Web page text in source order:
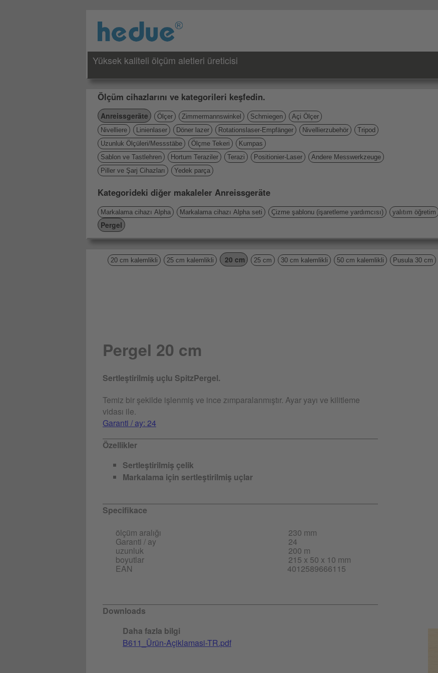
Yüksek kaliteli ölçüm aletleri üreticisi
Ölçüm cihazlarını ve kategorileri keşfedin.
Anreissgeräte Ölçer Zimmermannswinkel Schmiegen
Açi Ölçer
Nivelliere
Linienlaser Döner lazer Rotationslaser-Empfänger Nivellierzubehör
Tripod
Uzunluk Ölçüleri/Messstäbe
Ölçme Tekeri
Kumpas
Sablon ve Tastlehren
Hortum Teraziler Terazi Positionier-Laser
Andere Messwerkzeuge
Piller ve Şarj Cihazları
Yedek parça
Kategorideki diğer makaleler Anreissgeräte
Markalama cihazı Alpha Markalama cihazı Alpha seti Çizme şablonu (işaretleme yardımcısı) yalıtım öğretim
Pergel
20 cm kalemlikli 25 cm kalemlikli 20 cm 25 cm 30 cm kalemlikli 50 cm kalemlikli Pusula 30 cm
Pergel 20 cm
Sertleştirilmiş uçlu SpitzPergel.
Temiz bir şekilde işlenmiş ve ince zımparalanmıştır. Ayar yayı ve kilitleme
vidası ile.
Garanti / ay: 24
Özellikler
Sertleştirilmiş çelik
Markalama için sertleştirilmiş uçlar
Specifikace
ölçüm aralığı
230 mm
Garanti / ay 24
uzunluk 200 m
boyutlar 215 x 50 x 10 mm
EAN 4012589666115
Downloads
Daha fazla bilgi
B611_Ürün-Açiklamasi-TR.pdf